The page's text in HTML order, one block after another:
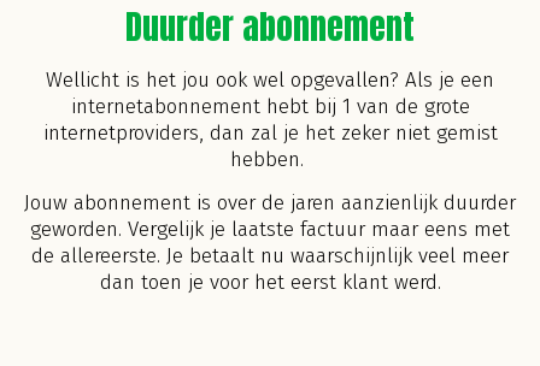
Duurder abonnement
Wellicht is het jou ook wel opgevallen? Als je een
internetabonnement hebt bij 1 van de grote
internetproviders, dan zal je het zeker niet gemist
hebben.
Jouw abonnement is over de jaren aanzienlijk duurder
geworden. Vergelijk je laatste factuur maar eens met
de allereerste. Je betaalt nu waarschijnlijk veel meer
dan toen je voor het eerst klant werd.